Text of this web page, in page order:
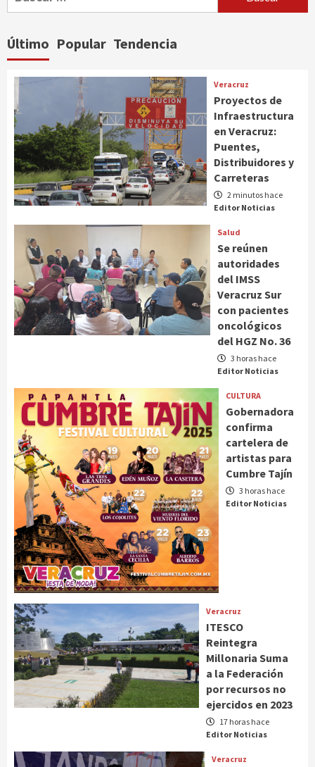
Último Popular Tendencia
Veracruz
Proyectos de
Infraestructura
en Veracruz:
Puentes,
Distribuidores y
Carreteras
2 minutos hace
Editor Noticias
Salud
Se reúnen
autoridades
del IMSS
Veracruz Sur
con pacientes
oncológicos
del HGZ No. 36
3 horas hace
Editor Noticias
CULTURA
Gobernadora
confirma
cartelera de
artistas para
Cumbre Tajín
3 horas hace
Editor Noticias
Veracruz
ITESCO
Reintegra
Millonaria Suma
a la Federación
por recursos no
ejercidos en 2023
17 horas hace
Editor Noticias
Veracruz